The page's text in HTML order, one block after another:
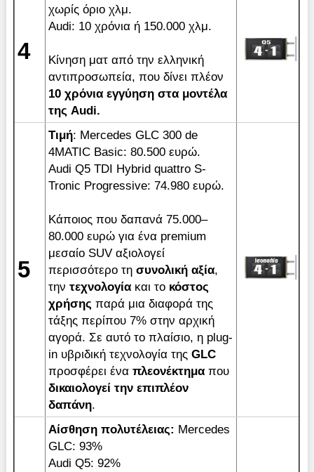
4
χωρίς όριο χλμ.
Audi: 10 χρόνια ή 150.000 χλμ.
Κίνηση ματ από την ελληνική
αντιπροσωπεία, που δίνει πλέον
10 χρόνια εγγύηση στα μοντέλα
της Audi.
5
Τιμή: Μercedes GLC 300 de
4MATIC Basic: 80.500 ευρώ.
Audi Q5 TDI Hybrid quattro S-
Tronic Progressive: 74.980 ευρώ.
Κάποιος που δαπανά 75.000–
80.000 ευρώ για ένα premium
μεσαίο SUV αξιολογεί
περισσότερο τη συνολική αξία,
την τεχνολογίακαι το κόστος
χρήσης παρά μια διαφορά της
τάξης περίπου 7% στην αρχική
αγορά. Σε αυτό το πλαίσιο, η plug-
in υβριδική τεχνολογία της GLC
προσφέρει ένα πλεονέκτημαπου
δικαιολογεί την επιπλέον
δαπάνη.
Αίσθηση πολυτέλειας: Μercedes
GLC: 93%
Audi Q5: 92%